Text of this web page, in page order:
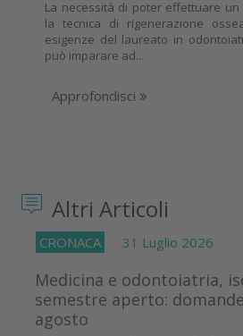
La necessità di poter effettuare
la tecnica di rigenerazione
esigenze del laureato in
può imparare ad...
Approfondisci
Altri Articoli
CRONACA 31 Luglio 2026
Medicina e odontoiatria,
semestre aperto:
agosto